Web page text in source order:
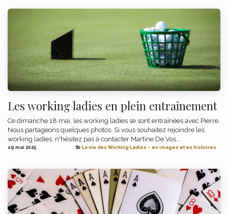
Les working ladies en plein entraînement
Ce dimanche 18 mai, les working ladies se sont entraînées avec Pierre.
Nous partageons quelques photos. Si vous souhaitez rejoindre les
working ladies, n'hésitez pas à contacter Martine De Vos....
19 mai 2025 La vie des Working Ladies – en images et en histoires